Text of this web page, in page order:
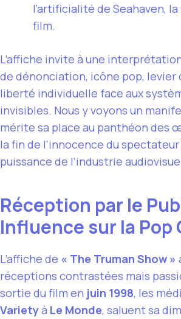
l’artificialité de Seahaven,
film.
L’affiche invite à une
de dénonciation, icône pop, levier
liberté individuelle face aux
invisibles. Nous y voyons un
mérite sa place au panthéon des
la fin de l’innocence du
puissance de l’industrie
Réception par le
Influence sur la Pop
L’affiche de « The Truman Show »
réceptions contrastées mais
sortie du film en juin 1998, les
Varietyà Le Monde, saluent sa